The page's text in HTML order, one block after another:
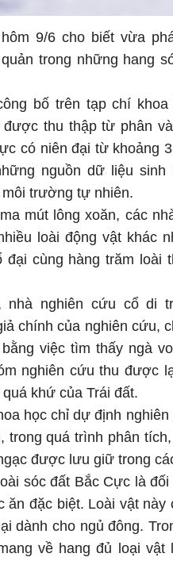
9/6 cho biết vừa
trong những hang
bố trên tạp chí khoa
được thu thập từ phân
có niên đại từ khoảng
nguồn dữ liệu
trường tự nhiên.
mút lông xoăn, các
loài động vật khác
đại cùng hàng trăm loài
nhà nghiên cứu cổ di
chính của nghiên cứu,
việc tìm thấy ngà
nghiên cứu thu được
khứ của Trái đất.
học chỉ dự định
trong quá trình phân
được lưu giữ trong
sóc đất Bắc Cực là
đặc biệt. Loài vật này
dành cho ngủ đông.
về hang đủ loại